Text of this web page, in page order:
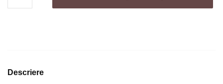
4
100%
Descriere